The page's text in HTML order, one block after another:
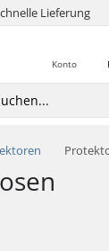
Lieferung
5+ Mio. Kunden
Konto